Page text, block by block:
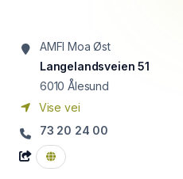
AMFI Moa Øst
Langelandsveien 51
6010 Ålesund
Vise vei
73 20 24 00